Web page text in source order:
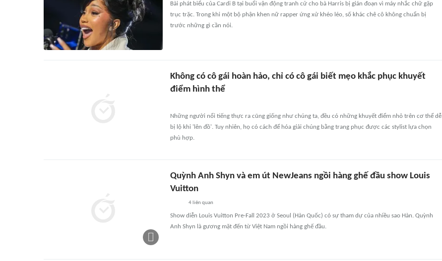
Bài phát biểu của Cardi B tại buổi vận động tranh cử cho bà Harris bị gián đoạn vì máy nhắc chữ gặp
trục trặc. Trong khi một bộ phận khen nữ rapper ứng xử khéo léo, số khác chê cô không chuẩn bị
trước những gì cần nói.
Không có cô gái hoàn hảo, chỉ có cô gái biết mẹo khắc phục khuyết
điểm hình thể
Những người nổi tiếng thực ra cũng giống như chúng ta, đều có những khuyết điểm nhỏ trên cơ thể dễ
bị lộ khi 'lên đồ'. Tuy nhiên, họ có cách để hóa giải chúng bằng trang phục được các stylist lựa chọn
phù hợp.
Quỳnh Anh Shyn và em út NewJeans ngồi hàng ghế đầu show Louis
Vuitton
4liên quan
Show diễn Louis Vuitton Pre-Fall 2023 ở Seoul (Hàn Quốc) có sự tham dự của nhiều sao Hàn. Quỳnh
Anh Shyn là gương mặt đến từ Việt Nam ngồi hàng ghế đầu.